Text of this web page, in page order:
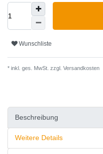
Wunschliste
* inkl. ges. MwSt. zzgl. Versandkosten
Beschreibung
Weitere Details